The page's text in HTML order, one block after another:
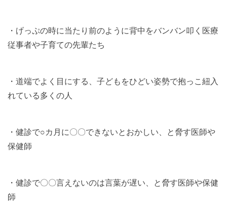
・げっぷの時に当たり前のように背中をバンバン叩く医療
従事者や子育ての先輩たち
・道端でよく目にする、子どもをひどい姿勢で抱っこ紐入
れている多くの人
・健診で○カ月に〇〇できないとおかしい、と脅す医師や
保健師
・健診で〇〇言えないのは言葉が遅い、と脅す医師や保健
師